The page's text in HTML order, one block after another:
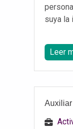
suya la
Leer